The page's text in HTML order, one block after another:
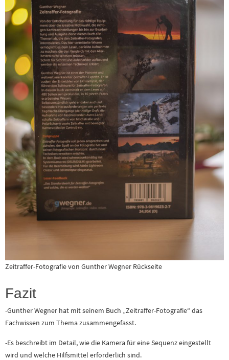
Zeitraffer-Fotografie von Gunther Wegner Rückseite
Fazit
-Gunther Wegner hat mit seinem Buch „Zeitraffer-Fotografie“ das
Fachwissen zum Thema zusammengefasst.
-Es beschreibt im Detail, wie die Kamera für eine Sequenz eingestellt
wird und welche Hilfsmittel erforderlich sind.